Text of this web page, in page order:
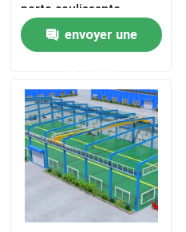
porte coulissante
envoyer une